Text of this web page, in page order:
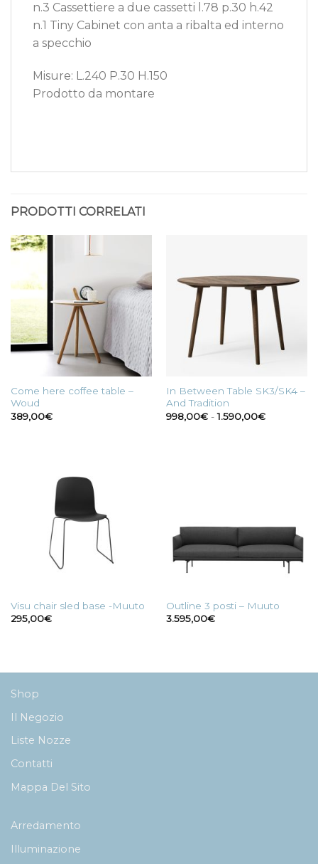
n.3 Cassettiere a due cassetti l.78 p.30 h.42
n.1 Tiny Cabinet con anta a ribalta ed interno
a specchio
Misure: L.240 P.30 H.150
Prodotto da montare
PRODOTTI CORRELATI
Come here coffee table –
Woud
389,00€
In Between Table SK3/SK4 –
And Tradition
998,00€ - 1.590,00€Fascia
Visu chair sled base -Muuto
295,00€
Outline 3 posti – Muuto
3.595,00€
Shop
Il Negozio
Liste Nozze
Contatti
Mappa Del Sito
Arredamento
Illuminazione